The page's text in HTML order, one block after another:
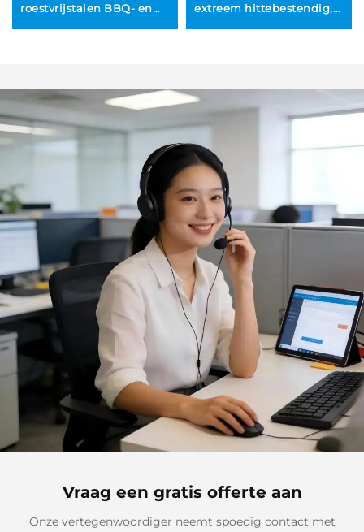
roestvrijstalen BBQ- en
extreem hittebestendig,
BBQ-handschoenen
Vraag een gratis offerte aan
Onze vertegenwoordiger neemt spoedig contact met